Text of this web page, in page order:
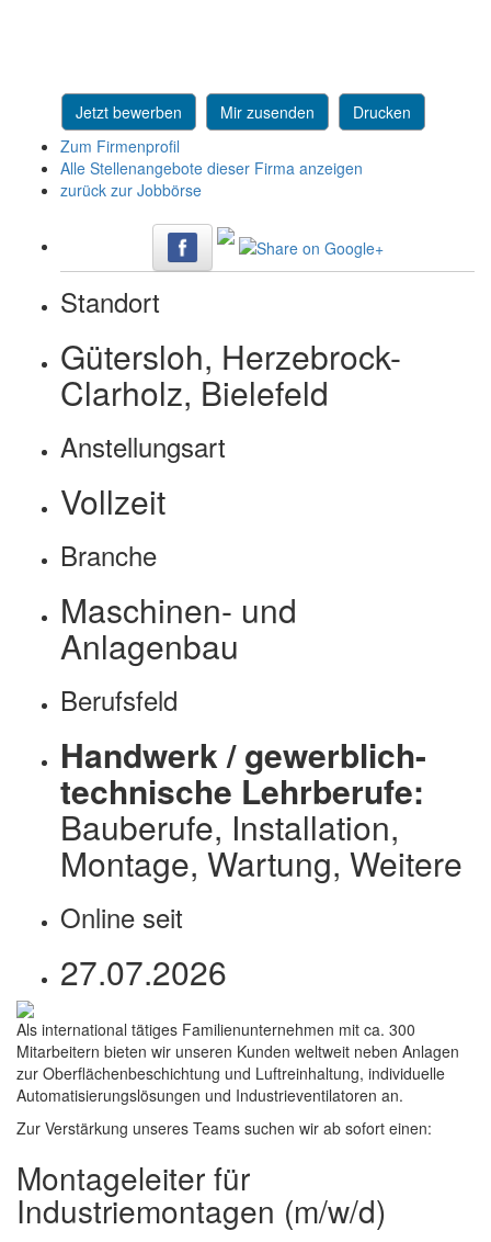
Jetzt bewerben Mir zusenden
Drucken
Zum Firmenprofil
Alle Stellenangebote dieser Firma anzeigen
zurück zur Jobbörse
Standort
Gütersloh, Herzebrock-
Clarholz, Bielefeld
Anstellungsart
Vollzeit
Branche
Maschinen- und
Anlagenbau
Berufsfeld
Handwerk / gewerblich-
technische Lehrberufe:
Bauberufe, Installation,
Montage, Wartung, Weitere
Online seit
27.07.2026
Als international tätiges Familienunternehmen mit ca. 300
Mitarbeitern bieten wir unseren Kunden weltweit neben Anlagen
zur Oberflächenbeschichtung und Luftreinhaltung, individuelle
Automatisierungslösungen und Industrieventilatoren an.
Zur Verstärkung unseres Teams suchen wir ab sofort einen:
Montageleiter für
Industriemontagen (m/w/d)